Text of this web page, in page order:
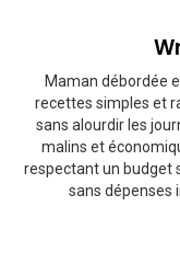
Maman débordée
recettes simples et
sans alourdir les
malins et
respectant un budget
sans dépenses